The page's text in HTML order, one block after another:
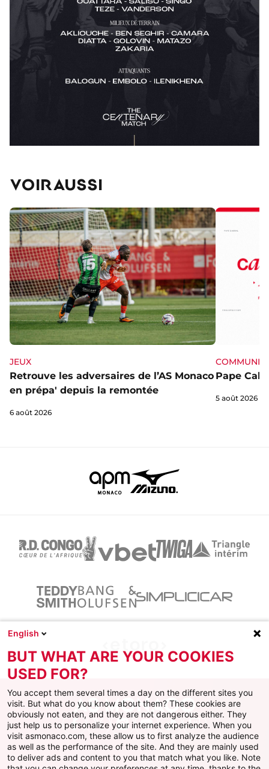
VOIR AUSSI
JEUX
Retrouve les adversaires de l’AS Monaco
en prépa' depuis la remontée
6 août 2026
Pape
5 août 2026
Facebook
X Instagram
YoutubeTikTokTwitch
English
BUT WHAT ARE YOUR COOKIES
USED FOR?
You accept them several times a day on the different sites you
visit. But what do you know about them? These cookies are
obviously not eaten, and they are not dangerous either. They
just help us to personalize your internet experience. When you
visit asmonaco.com, these allow us to first analyze the audience
as well as the performance of the site. And they are mainly used
to deliver ads and content to you that match what you like. Note